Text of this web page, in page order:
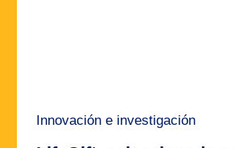
Innovación e investigación